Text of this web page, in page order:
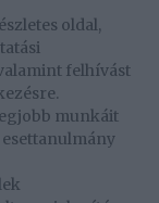
oldal,
felhívást
munkáit
esettanulmány